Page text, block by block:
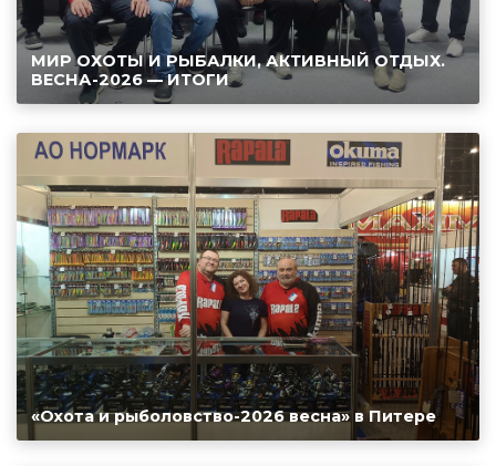
МИР ОХОТЫ И РЫБАЛКИ, АКТИВНЫЙ ОТДЫХ.
ВЕСНА-2026 — ИТОГИ
«Охота и рыболовство-2026 весна» в Питере